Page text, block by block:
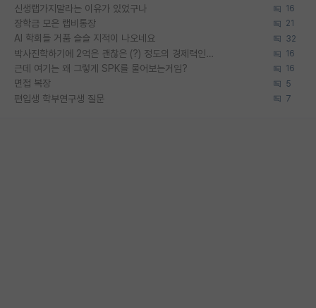
신생랩가지말라는 이유가 있었구나 16
장학금 모은 랩비통장 21
AI 학회들 거품 슬슬 지적이 나오네요 32
박사진학하기에 2억은 괜찮은 (?) 정도의 경제력인가요 16
근데 여기는 왜 그렇게 SPK를 물어보는거임? 16
면접 복장 5
편입생 학부연구생 질문 7